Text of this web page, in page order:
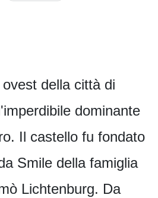
della città di
dominante
Il castello fu fondato
Smile della famiglia
Lichtenburg. Da